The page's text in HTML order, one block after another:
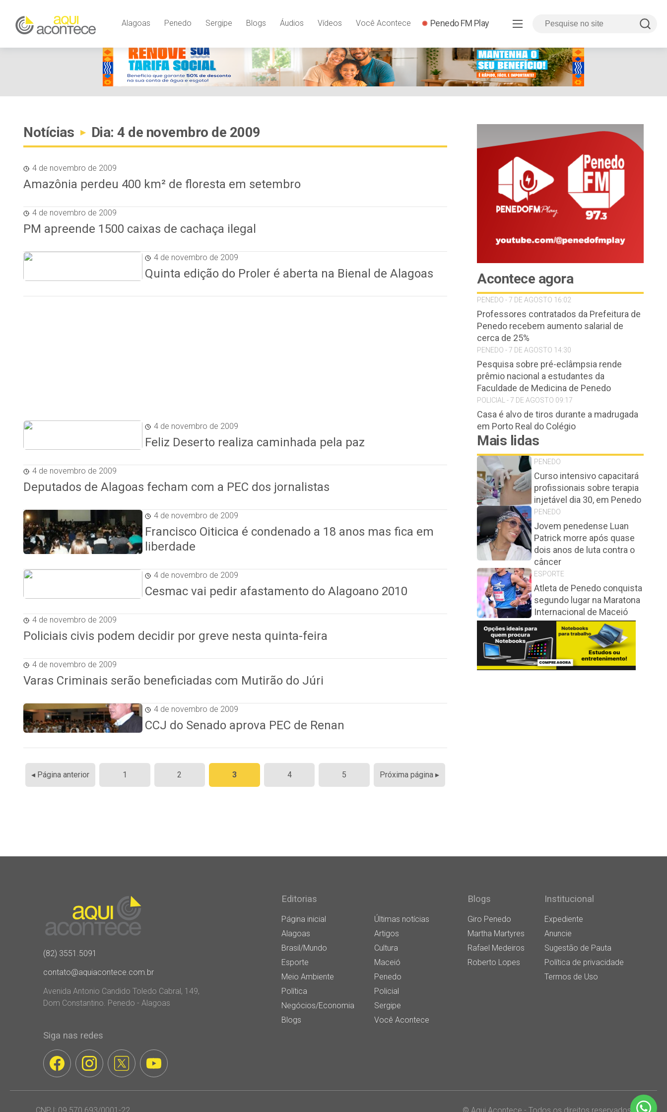
Alagoas Penedo Sergipe Blogs Áudios Vídeos Você Acontece Penedo FM Play
Notícias ▸ Dia: 4 de novembro de 2009
4 de novembro de 2009
Amazônia perdeu 400 km² de floresta em setembro
4 de novembro de 2009
PM apreende 1500 caixas de cachaça ilegal
4 de novembro de 2009
Quinta edição do Proler é aberta na Bienal de Alagoas
4 de novembro de 2009
Feliz Deserto realiza caminhada pela paz
4 de novembro de 2009
Deputados de Alagoas fecham com a PEC dos jornalistas
4 de novembro de 2009
Francisco Oiticica é condenado a 18 anos mas fica em
liberdade
4 de novembro de 2009
Cesmac vai pedir afastamento do Alagoano 2010
4 de novembro de 2009
Policiais civis podem decidir por greve nesta quinta-feira
4 de novembro de 2009
Varas Criminais serão beneficiadas com Mutirão do Júri
4 de novembro de 2009
CCJ do Senado aprova PEC de Renan
Paginação
de
◂ Página anterior 1 2 3 4 5 Próxima página ▸
Acontece agora
PENEDO - 7 DE AGOSTO 16:02
Professores contratados da Prefeitura de
Penedo recebem aumento salarial de
cerca de 25%
PENEDO - 7 DE AGOSTO 14:30
Pesquisa sobre pré-eclâmpsia rende
prêmio nacional a estudantes da
Faculdade de Medicina de Penedo
POLICIAL - 7 DE AGOSTO 09:17
Casa é alvo de tiros durante a madrugada
em Porto Real do Colégio
Mais lidas
PENEDO
Curso intensivo capacitará
profissionais sobre terapia
injetável dia 30, em Penedo
PENEDO
Jovem penedense Luan
Patrick morre após quase
dois anos de luta contra o
câncer
ESPORTE
Atleta de Penedo conquista
segundo lugar na Maratona
Internacional de Maceió
(82) 3551.5091
contato@aquiacontece.com.br
Avenida Antonio Candido Toledo Cabral, 149,
Dom Constantino. Penedo - Alagoas
Siga nas redes
Editorias
Página inicial
Últimas notícias
Alagoas
Artigos
Brasil/Mundo
Cultura
Esporte
Maceió
Meio Ambiente
Penedo
Política
Policial
Negócios/Economia
Sergipe
Blogs
Você Acontece
Blogs
Giro Penedo
Martha Martyres
Rafael Medeiros
Roberto Lopes
Institucional
Expediente
Anuncie
Sugestão de Pauta
Política de privacidade
Termos de Uso
CNPJ: 09.570.693/0001-22 © Aqui Acontece - Todos os direitos reservados